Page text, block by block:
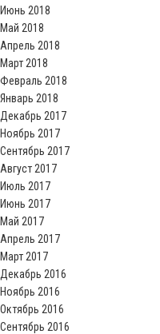
Июнь 2018
Май 2018
Апрель 2018
Март 2018
Февраль 2018
Январь 2018
Декабрь 2017
Ноябрь 2017
Сентябрь 2017
Август 2017
Июль 2017
Июнь 2017
Май 2017
Апрель 2017
Март 2017
Декабрь 2016
Ноябрь 2016
Октябрь 2016
Сентябрь 2016